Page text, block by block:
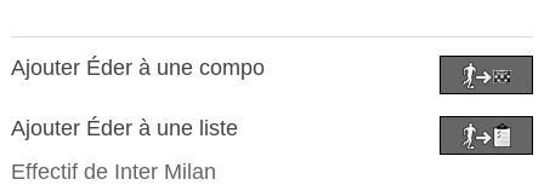
Ajouter Éder à une compo
Ajouter Éder à une liste
Effectif de Inter Milan